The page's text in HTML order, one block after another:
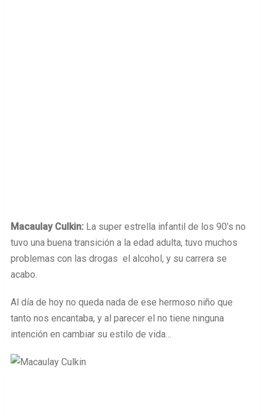
Macaulay Culkin: La super estrella infantil de los 90’s no
tuvo una buena transición a la edad adulta, tuvo muchos
problemas con las drogas el alcohol, y su carrera se
acabo.
Al día de hoy no queda nada de ese hermoso niño que
tanto nos encantaba, y al parecer el no tiene ninguna
intención en cambiar su estilo de vida…